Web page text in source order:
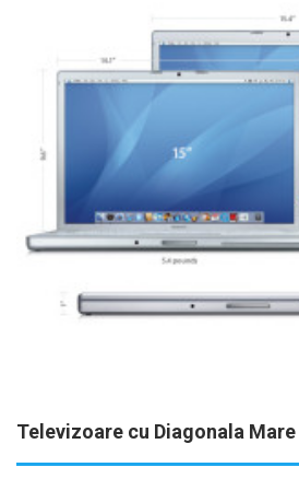
Televizoare cu Diagonala Mare